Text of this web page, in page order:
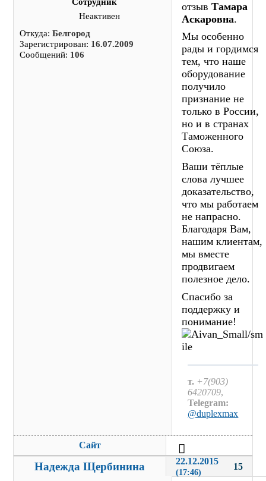
Неактивен
Откуда:Белгород
Зарегистрирован: 16.07.2009
Сообщений: 106
отзывТамара
Аскаровна.
Мы особенно
рады и гордимся
тем, что наше
оборудование
получило
признание не
только в России,
но и в странах
Таможенного
Союза.
Ваши тёплые
слова лучшее
доказательство,
что мы работаем
не напрасно.
Благодаря Вам,
нашим клиентам,
мы вместе
продвигаем
полезное дело.
Спасибо за
поддержку и
понимание!
т. +7(903)
6420709,
Telegram:
@duplexmax
Сайт
15
Надежда Щербинина 22.12.2015
(17:46)